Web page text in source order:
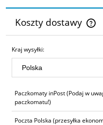
Koszty dostawy
Cena nie zawiera
Kraj wysyłki:
Paczkomaty inPost(Podaj w
paczkomatu!)
Poczta Polska (przesyłka